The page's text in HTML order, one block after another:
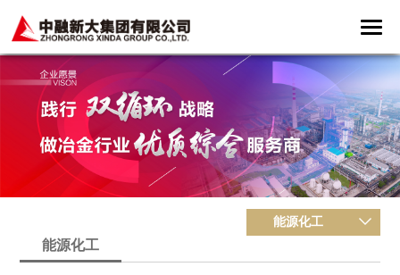
能源化工
能源化工